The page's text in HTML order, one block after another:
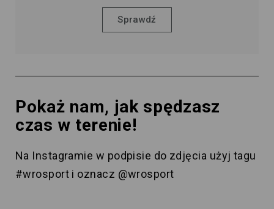
Sprawdź
Pokaż nam, jak spędzasz
czas w terenie!
Na Instagramie w podpisie do zdjęcia użyj tagu
#wrosport i oznacz @wrosport